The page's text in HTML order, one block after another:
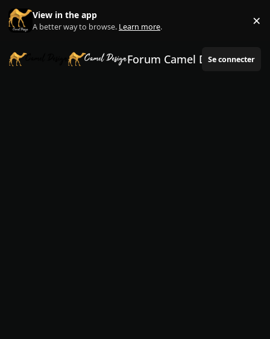
Aller au contenu
View in the app
A better way to browse. Learn more. ×
Forum Camel Design
Se connecter